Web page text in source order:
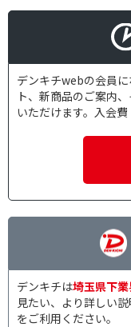
ドライバ
リモコン・
片耳使用で
専用アプリ
専用アプリ
デンキチwebの会員
ト、新商品のご案内
いただけます。入会
デンキチは埼玉県下
見たい、より詳しい
をご利用ください。